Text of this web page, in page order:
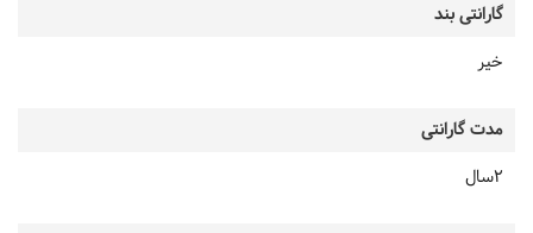
گارانتی بند
خیر
مدت گارانتی
2سال